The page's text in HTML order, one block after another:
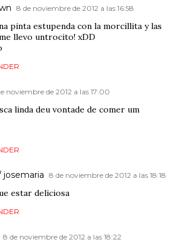
8 de noviembre de 2012 a las 16:58
pinta estupenda con la morcillita y las
llevo untrocito! xDD
noviembre de 2012 a las 17:00
linda deu vontade de comer um
josemaria 8 de noviembre de 2012 a las 18:18
estar deliciosa
8 de noviembre de 2012 a las 18:22